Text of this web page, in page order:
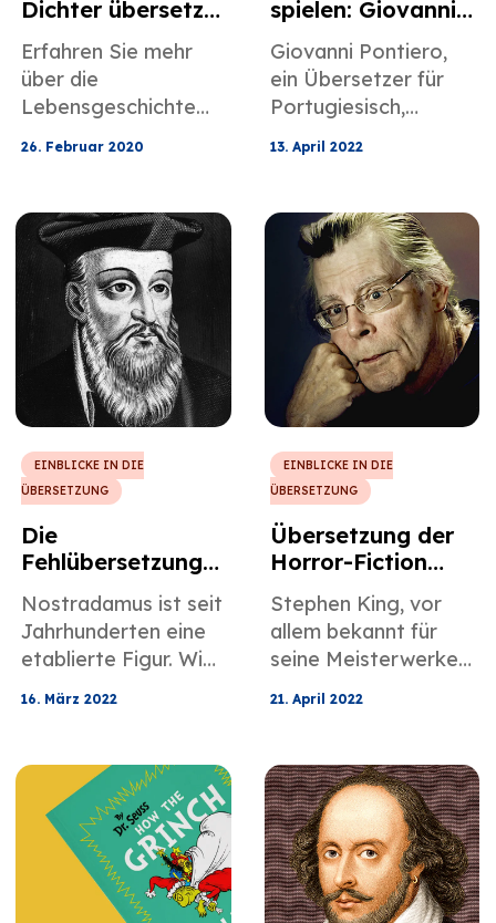
Dichter übersetzt
die Wahrheit in
Poesie
Erfahren Sie mehr
über die
Lebensgeschichte
Übersetzungsbeispie
le aus dem
Japanischen,
Französischen,
Spanischen und
Italienischen.
26. Februar 2020
spielen: Giovanni
Pontieros
Übersetzungen
Giovanni Pontiero,
ein Übersetzer für
Portugiesisch,
und Italienisch, hat
bemerkenswerte
Karriere in Bezug auf
Übersetzungen
hinter sich, über die
Sie mehr in diesem
Beitrag über
berühmte
Übersetzer erfahren
13. April 2022
EINBLICKE IN DIE
ÜBERSETZUNG
Die
Fehlübersetzung
des mystischen
Nostradamus
Nostradamus ist seit
Jahrhunderten eine
etablierte Figur. Wie
wäre es, seine
hören, die mit
Fehlübersetzungen,
Mystik und
Prophezeiung
verflochten ist?
16. März 2022
EINBLICKE IN DIE
ÜBERSETZUNG
Übersetzung der
Horror-Fiction
von Stephen King
Stephen King, vor
allem bekannt für
seine Meisterwerke
der Horrorliteratur,
ist einer der
Autoren und seine
Werke wurden in
mehr als 50
Sprachen auf der
ganzen Welt
übersetzt.
21. April 2022